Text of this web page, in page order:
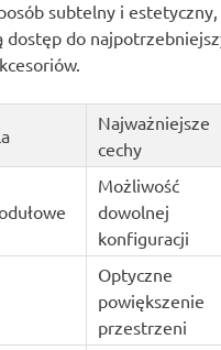
subtelny i
dostęp do
Najważniejsze
cechy
Możliwość
dowolnej
konfiguracji
Optyczne
powiększenie
przestrzeni